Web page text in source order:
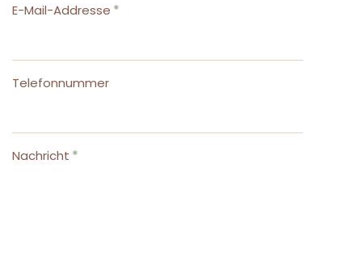
E-Mail-Addresse *
Telefonnummer
Nachricht *